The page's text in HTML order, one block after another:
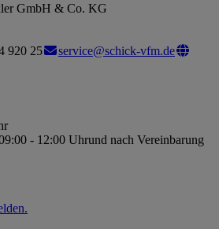
GmbH & Co. KG
920 25
service@schick-vfm.de
- 12:00 Uhrund nach Vereinbarung